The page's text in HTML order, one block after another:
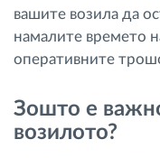
вашите возила да
намалите времето
оперативните
Зошто е
возилото?